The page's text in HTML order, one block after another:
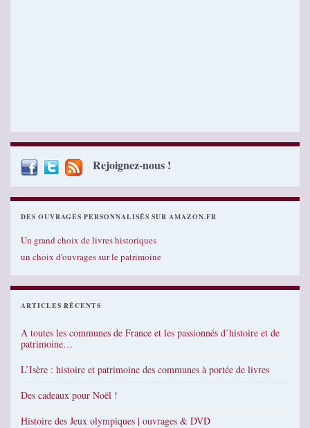
Rejoignez-nous !
DES OUVRAGES PERSONNALISÉS SUR AMAZON.FR
Un grand choix de livres historiques
un choix d'ouvrages sur le patrimoine
ARTICLES RÉCENTS
A toutes les communes de France et les passionnés d’histoire et de
patrimoine…
L’Isère : histoire et patrimoine des communes à portée de livres
Des cadeaux pour Noël !
Histoire des Jeux olympiques | ouvrages & DVD